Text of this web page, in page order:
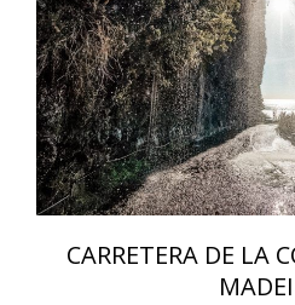
CARRETERA DE LA